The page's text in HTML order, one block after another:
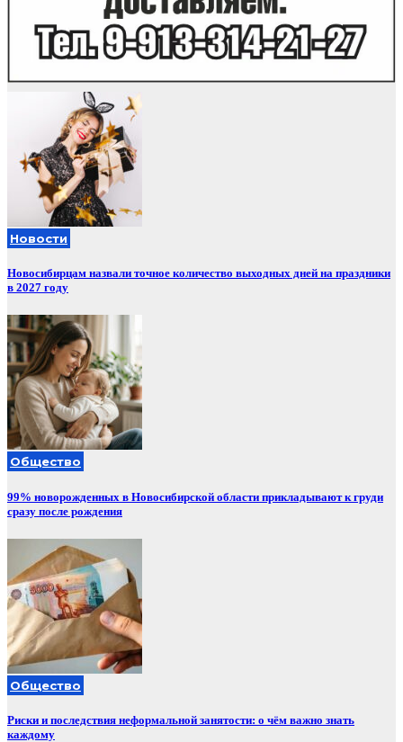
Новости
Новосибирцам назвали точное количество выходных дней на праздники
в 2027 году
Общество
99% новорожденных в Новосибирской области прикладывают к груди
сразу после рождения
Общество
Риски и последствия неформальной занятости: о чём важно знать
каждому